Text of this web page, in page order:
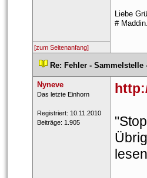
Liebe
# Maddin.
[zum Seitenanfang]
Re: Fehler - Sammelstelle
Nyneve
​Das letzte Einhorn
Registriert: 10.11.2010
Beiträge: 1.905